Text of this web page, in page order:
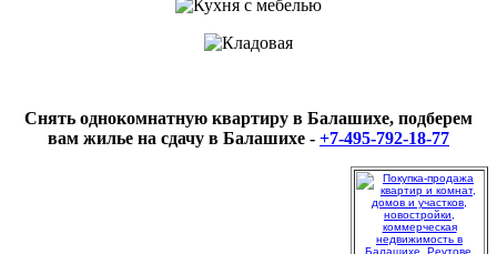
Снять однокомнатную квартиру в Балашихе, подберем
вам жилье на сдачу в Балашихе - +7-495-792-18-77